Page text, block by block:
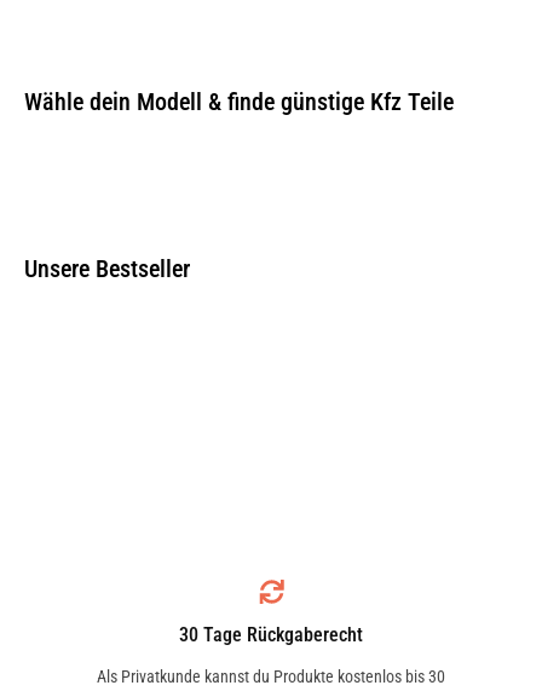
Wähle dein Modell & finde günstige Kfz Teile
Unsere Bestseller
30 Tage Rückgaberecht
Als Privatkunde kannst du Produkte kostenlos bis 30